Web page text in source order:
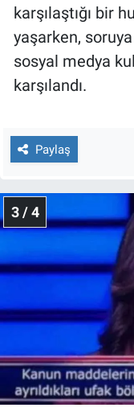
karşılaştığı bir
yaşarken,
sosyal medya
karşılandı.
Paylaş
3 / 4
Türkiye'nin
Yerel Gündem
Canlı Yayın